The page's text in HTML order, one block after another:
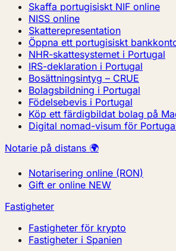
Skaffa portugisiskt NIF online
NISS online
Skatterepresentation
Öppna ett portugisiskt
NHR-skattesystemet i Portugal
IRS-deklaration i Portugal
Bosättningsintyg – CRUE
Bolagsbildning i Portugal
Födelsebevis i Portugal
Köp ett färdigbildat bolag på
Digital nomad-visum för
Notarie på distans 🌍
Notarisering online (RON)
Gift er online NEW
Fastigheter
Fastigheter för krypto
Fastigheter i Spanien